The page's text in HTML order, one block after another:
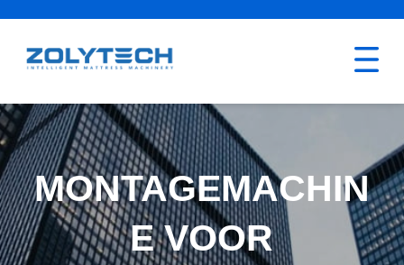
MONTAGEMACHIN
E VOOR